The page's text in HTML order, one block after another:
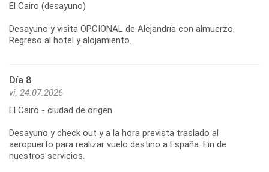
El Cairo (desayuno)
Desayuno y visita OPCIONAL de Alejandría con almuerzo.
Regreso al hotel y alojamiento.
Día 8
vi, 24.07.2026
El Cairo - ciudad de origen
Desayuno y check out y a la hora prevista traslado al
aeropuerto para realizar vuelo destino a España. Fin de
nuestros servicios.